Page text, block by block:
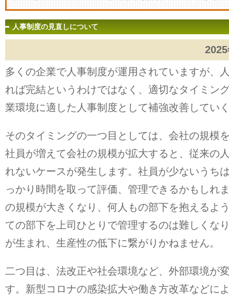
人事制度の見直しについて
多くの企業で人事制度が運用されていますが、
れば完結というわけではなく、適切なタイミン
業環境に適した人事制度として補強改善してい
そのタイミングの一つ目としては、会社の規模
社員が増えて会社の規模が拡大すると、従来の
れないケースが発生します。社員が少ないうち
っかり時間を取って評価、管理できるかもしれ
の規模が大きくなり、何人もの部下を抱えるよ
ての部下を上司ひとりで管理するのは難しくな
が生まれ、生産性の低下に繋がりかねません。
二つ目は、法改正や社会環境など、外部環境が
す。新型コロナの感染拡大や働き方改革などに